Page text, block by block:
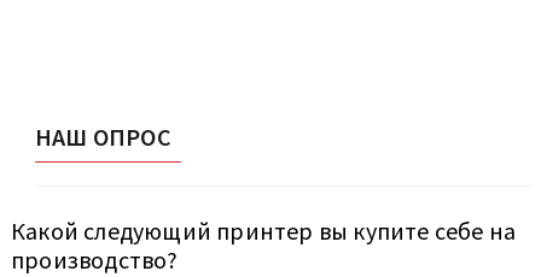
НАШ ОПРОС
Какой следующий принтер вы купите себе на
производство?